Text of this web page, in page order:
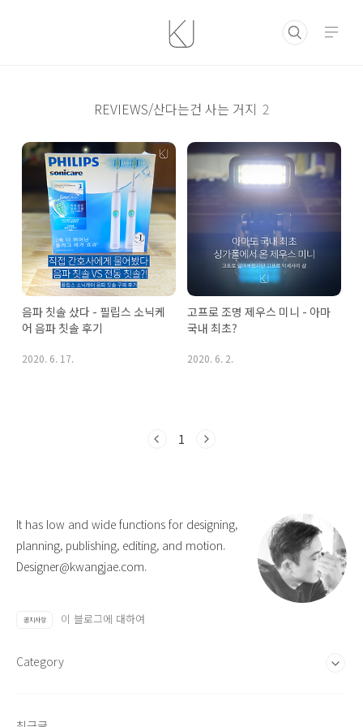
REVIEWS/산다는건 사는 거지 2
음파 칫솔 샀다 - 필립스 소닉케
어 음파 칫솔 후기
2020. 6. 17.
고프로 조명 제우스 미니 - 아마
국내 최초?
2020. 6. 2.
1
It has low and wide functions for designing,
planning, publishing, editing, and motion.
Designer@kwangjae.com.
공지사항 이 블로그에 대하여
Category